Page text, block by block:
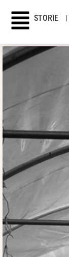
STORIE